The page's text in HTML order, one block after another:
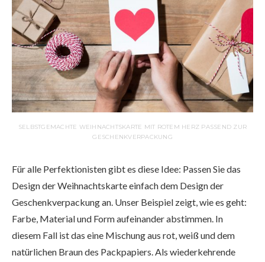
SELBSTGEMACHTE WEIHNACHTSKARTE MIT ROTEM HERZ PASSEND ZUR
GESCHENKVERPACKUNG
Für alle Perfektionisten gibt es diese Idee: Passen Sie das
Design der Weihnachtskarte einfach dem Design der
Geschenkverpackung an. Unser Beispiel zeigt, wie es geht:
Farbe, Material und Form aufeinander abstimmen. In
diesem Fall ist das eine Mischung aus rot, weiß und dem
natürlichen Braun des Packpapiers. Als wiederkehrende